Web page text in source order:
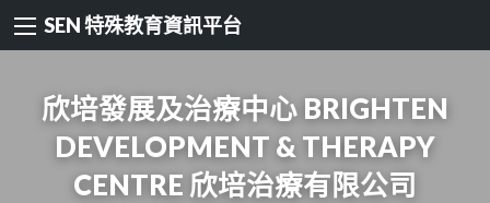
SEN 特殊教育資訊平台
欣培發展及治療中心 BRIGHTEN
DEVELOPMENT & THERAPY
CENTRE 欣培治療有限公司